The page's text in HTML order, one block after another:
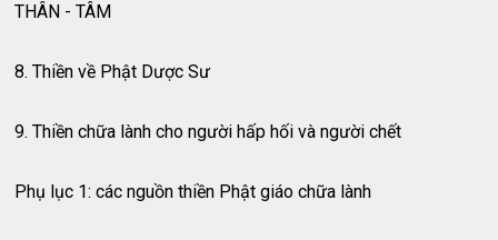
THÂN - TÂM
8. Thiền về Phật Dược Sư
9. Thiền chữa lành cho người hấp hối và người chết
Phụ lục 1: các nguồn thiền Phật giáo chữa lành